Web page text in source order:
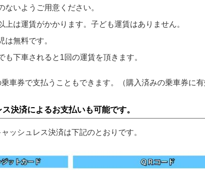
ないようご用意ください。
上は運賃がかかります。子ども運賃はありません。
は無料です。
も下車されると1回の運賃を頂きます。
車券で支払うこともできます。（購入済みの乗車券に有
決済によるお支払いも可能です。
ッシュレス決済は下記のとおりです。